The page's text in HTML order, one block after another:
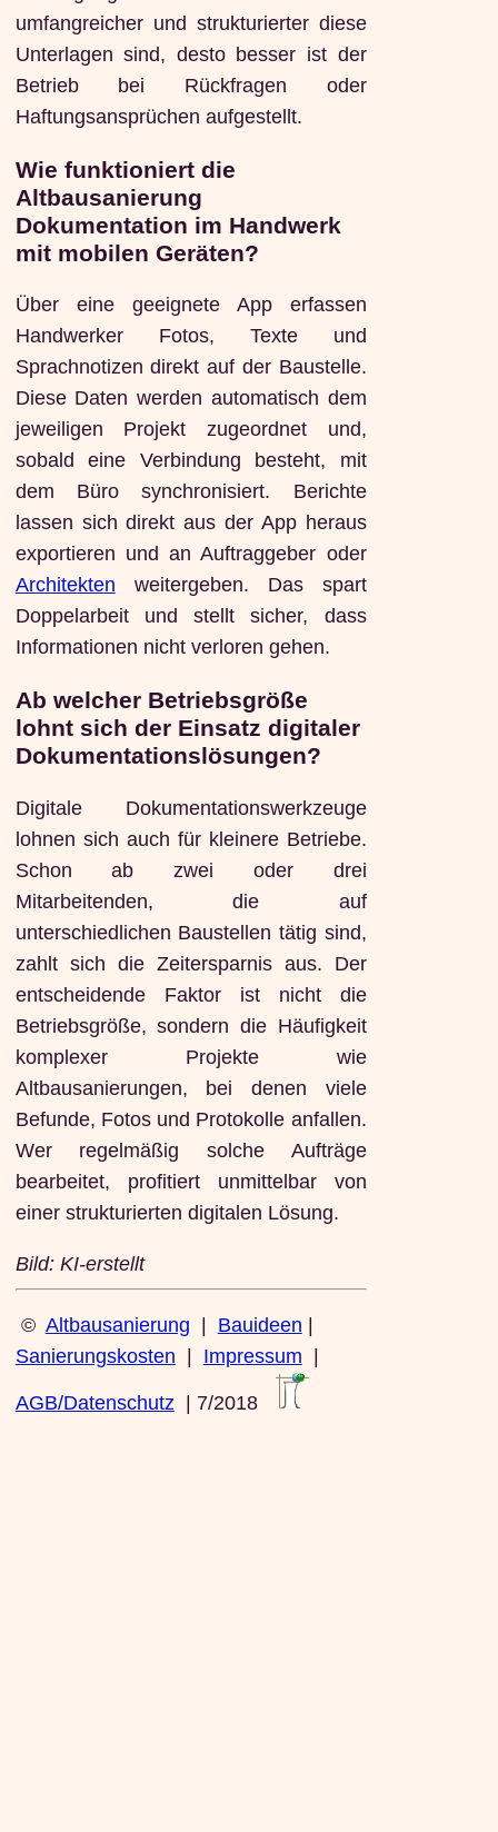
umfangreicher und strukturierter diese
Unterlagen sind, desto besser ist der
Betrieb bei Rückfragen oder
Haftungsansprüchen aufgestellt.
Wie funktioniert die
Altbausanierung
Dokumentation im Handwerk
mit mobilen Geräten?
Über eine geeignete App erfassen
Handwerker Fotos, Texte und
Sprachnotizen direkt auf der Baustelle.
Diese Daten werden automatisch dem
jeweiligen Projekt zugeordnet und,
sobald eine Verbindung besteht, mit
dem Büro synchronisiert. Berichte
lassen sich direkt aus der App heraus
exportieren und an Auftraggeber oder
Architekten weitergeben. Das spart
Doppelarbeit und stellt sicher, dass
Informationen nicht verloren gehen.
Ab welcher Betriebsgröße
lohnt sich der Einsatz digitaler
Dokumentationslösungen?
Digitale Dokumentationswerkzeuge
lohnen sich auch für kleinere Betriebe.
Schon ab zwei oder drei
Mitarbeitenden, die auf
unterschiedlichen Baustellen tätig sind,
zahlt sich die Zeitersparnis aus. Der
entscheidende Faktor ist nicht die
Betriebsgröße, sondern die Häufigkeit
komplexer Projekte wie
Altbausanierungen, bei denen viele
Befunde, Fotos und Protokolle anfallen.
Wer regelmäßig solche Aufträge
bearbeitet, profitiert unmittelbar von
einer strukturierten digitalen Lösung.
Bild: KI-erstellt
© Altbausanierung Bauideen
Sanierungskosten
Impressum
AGB/Datenschutz| 7/2018